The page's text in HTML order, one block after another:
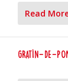
Read
Gratin-de-